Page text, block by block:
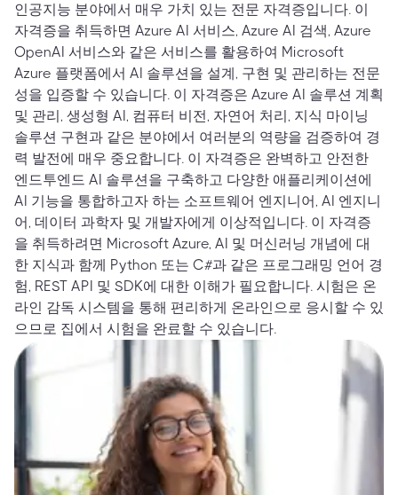
인공지능 분야에서 매우 가치 있는 전문 자격증입니다. 이
자격증을 취득하면 Azure AI 서비스, Azure AI 검색, Azure
OpenAI 서비스와 같은 서비스를 활용하여 Microsoft
Azure 플랫폼에서 AI 솔루션을 설계, 구현 및 관리하는 전문
성을 입증할 수 있습니다. 이 자격증은 Azure AI 솔루션 계획
및 관리, 생성형 AI, 컴퓨터 비전, 자연어 처리, 지식 마이닝
솔루션 구현과 같은 분야에서 여러분의 역량을 검증하여 경
력 발전에 매우 중요합니다. 이 자격증은 완벽하고 안전한
엔드투엔드 AI 솔루션을 구축하고 다양한 애플리케이션에
AI 기능을 통합하고자 하는 소프트웨어 엔지니어, AI 엔지니
어, 데이터 과학자 및 개발자에게 이상적입니다. 이 자격증
을 취득하려면 Microsoft Azure, AI 및 머신러닝 개념에 대
한 지식과 함께 Python 또는 C#과 같은 프로그래밍 언어 경
험, REST API 및 SDK에 대한 이해가 필요합니다. 시험은 온
라인 감독 시스템을 통해 편리하게 온라인으로 응시할 수 있
으므로 집에서 시험을 완료할 수 있습니다.